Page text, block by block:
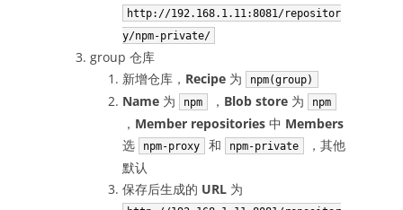
http://192.168.1.11:8081/repositor
y/npm-private/
group 仓库
新增仓库， Recipe 为 npm(group)
Name 为 npm ， Blob store为 npm
， Member repositories 中 Members
选
npm-proxy 和 npm-private
，其他
默认
保存后生成的 URL 为